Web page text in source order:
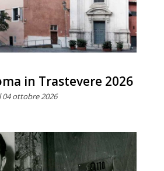
in Trastevere 2026
04 ottobre 2026